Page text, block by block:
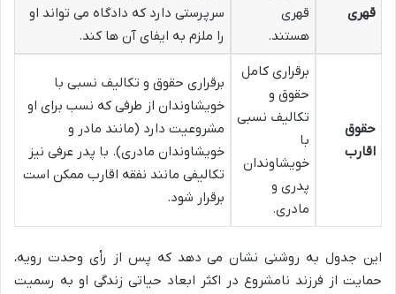
قهری
قهری
هستند.
سرپرستی دارد که دادگاه می تواند او
را ملزم به ایفای آن ها کند.
حقوق
اقارب
برقراری کامل
حقوق و
تکالیف نسبی
با
خویشاوندان
پدری و
مادری.
برقراری حقوق و تکالیف نسبی با
خویشاوندان از طرفی که نسب برای او
مشروعیت دارد (مانند مادر و
خویشاوندان مادری). با پدر عرفی نیز
تکالیفی مانند نفقه اقارب ممکن است
برقرار شود.
این جدول به روشنی نشان می دهد که پس از رأی وحدت رویه،
حمایت از فرزند نامشروع در اکثر ابعاد حیاتی زندگی او به رسمیت